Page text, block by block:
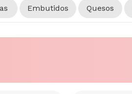
Embutidos Quesos